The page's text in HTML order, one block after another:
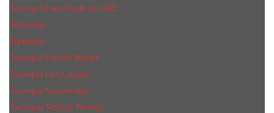
Тестер 50 мл Made In UAE
Женские
Мужские
Тестеры Franck Boclet
Тестеры Les Contes
Тестеры Nasomatto
Тестеры Tiziana Terenzi